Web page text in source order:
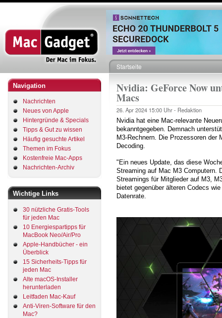
Direkt
zum
Inhalt
Navigation
Nachrichten
Neues von Apple
Hintergründe & Specials
Tipps & Gut zu wissen
Häufig gesuchte Artikel
Themen im Fokus
Kostenfreie Mac-Apps
Nachrichten-Archiv
Wichtige Links
30 nützliche Gratis-Tools
für jeden Mac
10 Energiespartipps für
MacBook Neo/Air/Pro
Apple-Handbücher - ein
Überblick
15 Sicherheits-Tipps für
jeden Mac
Alte macOS-Installer
herunterladen
Leitfaden Mac-Kauf
Anti-Viren-Software für den
Mac?
Pfadnavigation
Startseite
Nvidia: GeForce Now
Macs
26. Apr 2024 15:00 Uhr - Redaktion
Nvidia hat eine Mac-relevante
bekanntgegeben. Demnach
M3-Rechnern. Die Prozessoren der
Decoding.
"Ein neues Update, das diese
Streaming auf Mac M3 Computern.
Streamings für Mitglieder auf M3,
bietet gegenüber älteren Codecs
Datenrate.